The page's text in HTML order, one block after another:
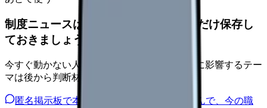
制度ニュースは、自分の職場への影響だけ保存し
ておきましょう。
今すぐ動かない人も、給与・人員・安全文化に影響するテー
マは後から判断材料になります。
匿名掲示板で本音を見る
同じ悩みの声を読んで、今の職